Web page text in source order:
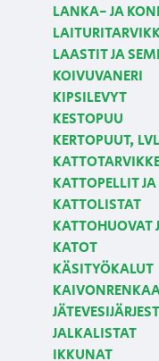
LANKA- JA
LAASTIT JA
KOIVUVANERI
KIPSILEVYT
KESTOPUU
KERTOPUUT, LVL
KATTOPELLIT
KATTOLISTAT
KATTOHUOVAT
KATOT
KÄSITYÖKALUT
JALKALISTAT
IKKUNAT